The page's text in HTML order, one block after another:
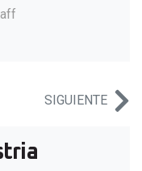
SIGUIENTE